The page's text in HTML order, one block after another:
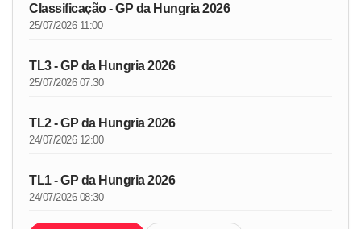
Classificação - GP da Hungria 2026
25/07/2026 11:00
TL3 - GP da Hungria 2026
25/07/2026 07:30
TL2 - GP da Hungria 2026
24/07/2026 12:00
TL1 - GP da Hungria 2026
24/07/2026 08:30